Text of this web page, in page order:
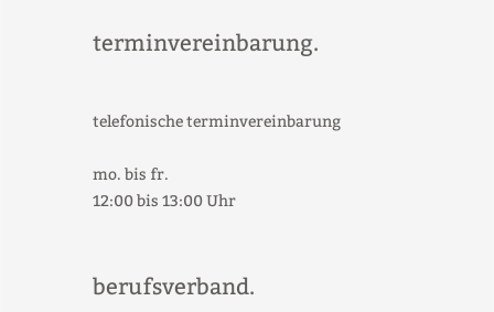
terminvereinbarung.
telefonische terminvereinbarung
mo. bis fr.
12:00 bis 13:00 Uhr
berufsverband.